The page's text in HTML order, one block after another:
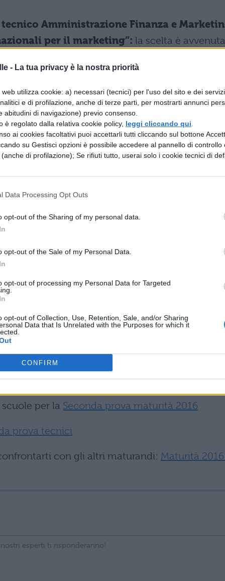
- La tua privacy è la nostra priorità
utilizza cookie: a) necessari (tecnici) per l'uso del sito e dei
e di profilazione, anche di terze parti, per mostrarti annunci
abitudini di navigazione) previo consenso.
è regolato dalla relativa cookie policy, leggi cliccando qui
ai cookies facoltativi puoi accettarli tutti cliccando sul bottone
su Gestisci opzioni è possibile accedere al pannello di controllo
di profilazione); Se rifiuti tutto, userai solo i cookie tecnici di
Data Processing Opt Outs
opt-out of the Sharing of my personal data.
opt-out of the Sale of my Personal Data.
opt-out of processing my Personal Data for Targeted
opt-out of Collection, Use, Retention, Sale, and/or Sharing
Data that Is Unrelated with the Purposes for which it
CONFIRM
Amministrazione Finanza e
per il marketing”: la scelta è avvenuta
Lingua inglese o Seconda lingua
Lingua inglese.
Amministrazione Finanza e
aziendali” (SIA): la scelta è avvenuta tra
Il Miur ha decisoInformatica.
PROVA.Ora che sai quali materie saranno
che fare solo una cosa: tieni sempre a
tutte le nostre risorse:
quando escono
qui:
con tanto di tesine svolte con tutti i
per la Seconda prova maturità 2016
prova tecnici
con gli altri maturandi: Maturità